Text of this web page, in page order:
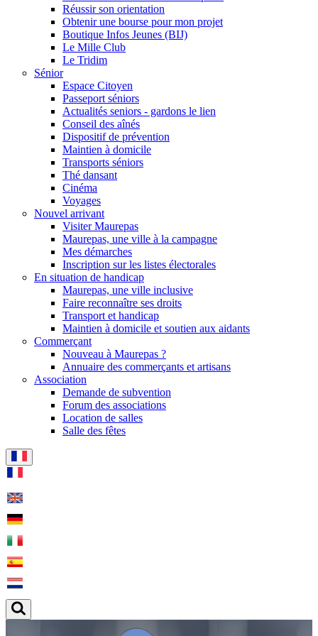
Réussir son orientation
Obtenir une bourse pour mon projet
Boutique Infos Jeunes (BIJ)
Le Mille Club
Le Tridim
Sénior
Espace Citoyen
Passeport séniors
Actualités seniors - gardons le lien
Conseil des aînés
Dispositif de prévention
Maintien à domicile
Transports séniors
Thé dansant
Cinéma
Voyages
Nouvel arrivant
Visiter Maurepas
Maurepas, une ville à la campagne
Mes démarches
Inscription sur les listes électorales
En situation de handicap
Maurepas, une ville inclusive
Faire reconnaître ses droits
Transport et handicap
Maintien à domicile et soutien aux aidants
Commerçant
Nouveau à Maurepas ?
Annuaire des commerçants et artisans
Association
Demande de subvention
Forum des associations
Location de salles
Salle des fêtes